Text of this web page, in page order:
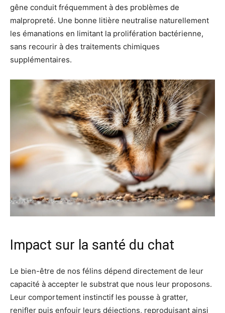
gêne conduit fréquemment à des problèmes de
malpropreté. Une bonne litière neutralise naturellement
les émanations en limitant la prolifération bactérienne,
sans recourir à des traitements chimiques
supplémentaires.
Impact sur la santé du chat
Le bien-être de nos félins dépend directement de leur
capacité à accepter le substrat que nous leur proposons.
Leur comportement instinctif les pousse à gratter,
renifler puis enfouir leurs déjections, reproduisant ainsi